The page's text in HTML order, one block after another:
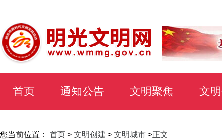
首页 通知公告 文明聚焦 文
您当前位置： 首页 > 文明创建 > 文明城市 >正文